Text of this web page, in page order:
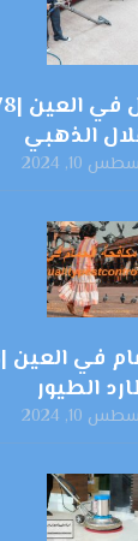
الذهبي
10, 2024
الطيور
10, 2024